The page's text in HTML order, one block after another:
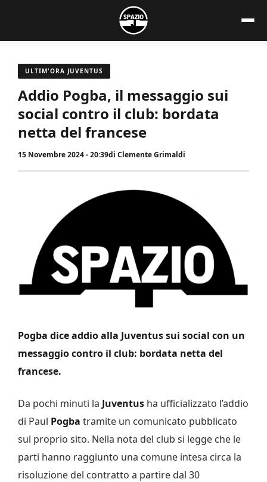
contenuto
ULTIM'ORA JUVENTUS
Addio Pogba, il messaggio sui
social contro il club: bordata
netta del francese
15 Novembre 2024 - 20:39di Clemente Grimaldi
Pogba dice addio alla Juventus sui social con un
messaggio contro il club: bordata netta del
francese.
Da pochi minuti la Juventus ha ufficializzato l’addio
di Paul Pogba tramite un comunicato pubblicato
sul proprio sito. Nella nota del club si legge che le
parti hanno raggiunto una comune intesa circa la
risoluzione del contratto a partire dal 30